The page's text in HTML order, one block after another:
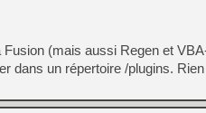
[Mo5] DOOM arrive en
[GK] Bethesda fête les 30
[GK] Roblox : l'action en
[GK] Agenda - GeForce
(mais aussi Regen et
dans un répertoire /plugins.